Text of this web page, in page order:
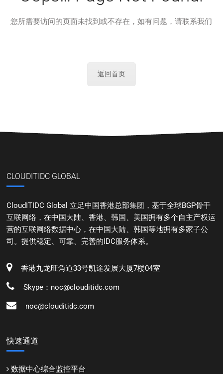
您所需要访问的页面未找到或不存在，如有问题，请联系我们
返回首页
CLOUDITIDC GLOBAL
CloudITIDC Global 立足中国香港总部集团，基于全球BGP骨干
互联网络，在中国大陆、香港、韩国、美国拥有多个自主产权运
营的互联网络数据中心，在中国大陆、韩国等地拥有多家子公
司。提供稳定、可靠、完善的IDC服务体系。
香港九龙旺角道33号凯途发展大厦7楼04室
Skype：noc@clouditidc.com
noc@clouditidc.com
快速通道
数据中心综合监控平台